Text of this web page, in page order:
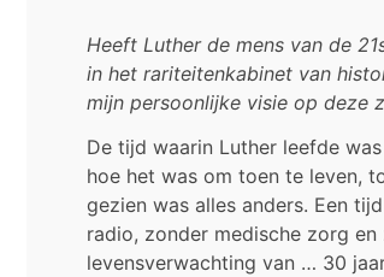
Heeft Luther de mens van de
in het rariteitenkabinet van
mijn persoonlijke visie op deze
De tijd waarin Luther leefde
hoe het was om toen te leven,
gezien was alles anders. Een
radio, zonder medische zorg
levensverwachting van … 30